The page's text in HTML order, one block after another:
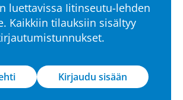
luettavissa Iitinseutu-lehden
Kaikkiin tilauksiin sisältyy
Kirjaudu sisään